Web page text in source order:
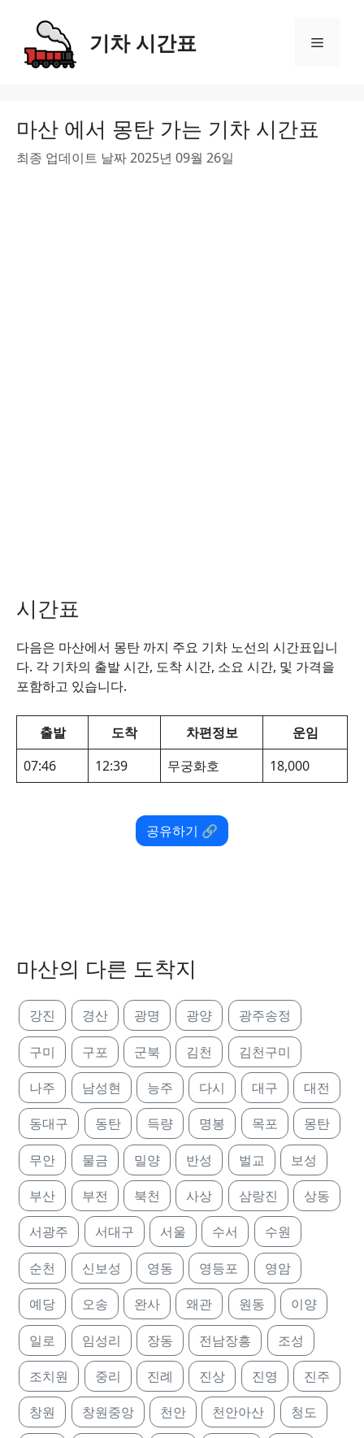
content
기차 시간표 Menu
마산 에서 몽탄 가는 기차 시간표
최종 업데이트 날짜 2025년 09월 26일
시간표
다음은 마산에서 몽탄 까지 주요 기차 노선의 시간표입니
다. 각 기차의 출발 시간, 도착 시간, 소요 시간, 및 가격을
포함하고 있습니다.
출발 도착 차편정보
운임
07:46
12:39 무궁화호 18,000
공유하기 🔗
마산의 다른 도착지
강진 경산 광명 광양 광주송정
구미 구포 군북 김천 김천구미
나주 남성현 능주 다시 대구 대전
동대구 동탄 득량 명봉 목포 몽탄
무안 물금 밀양 반성 벌교 보성
부산 부전 북천 사상 삼랑진 상동
서광주 서대구 서울 수서 수원
순천 신보성 영동 영등포 영암
예당 오송 완사 왜관 원동 이양
일로 임성리 장동 전남장흥 조성
조치원 중리 진례 진상 진영 진주
창원 창원중앙 천안 천안아산 청도